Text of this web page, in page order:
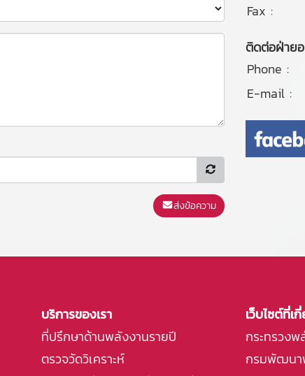
ส่งข้อความ
Fax :
ติดต่อฝ่าย
Phone :
E-mail :
บริการของเรา
ที่ปรึกษาด้านพลังงานรายปี
ตรวจวัดวิเคราะห์
เว็บไซต์ที่เ
กระทรวงพ
กรมพัฒนา